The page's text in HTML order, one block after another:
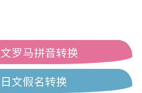
罗马拼音转换
日文假名转换